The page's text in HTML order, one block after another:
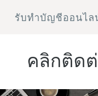
รับทําบัญชีออนไล
คลิกติด